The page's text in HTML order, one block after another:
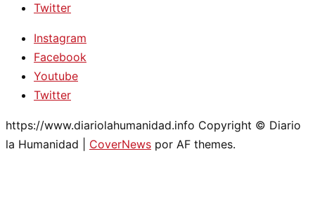
Twitter
Instagram
Facebook
Youtube
Twitter
https://www.diariolahumanidad.info Copyright © Diario
la Humanidad
CoverNews por AF themes.